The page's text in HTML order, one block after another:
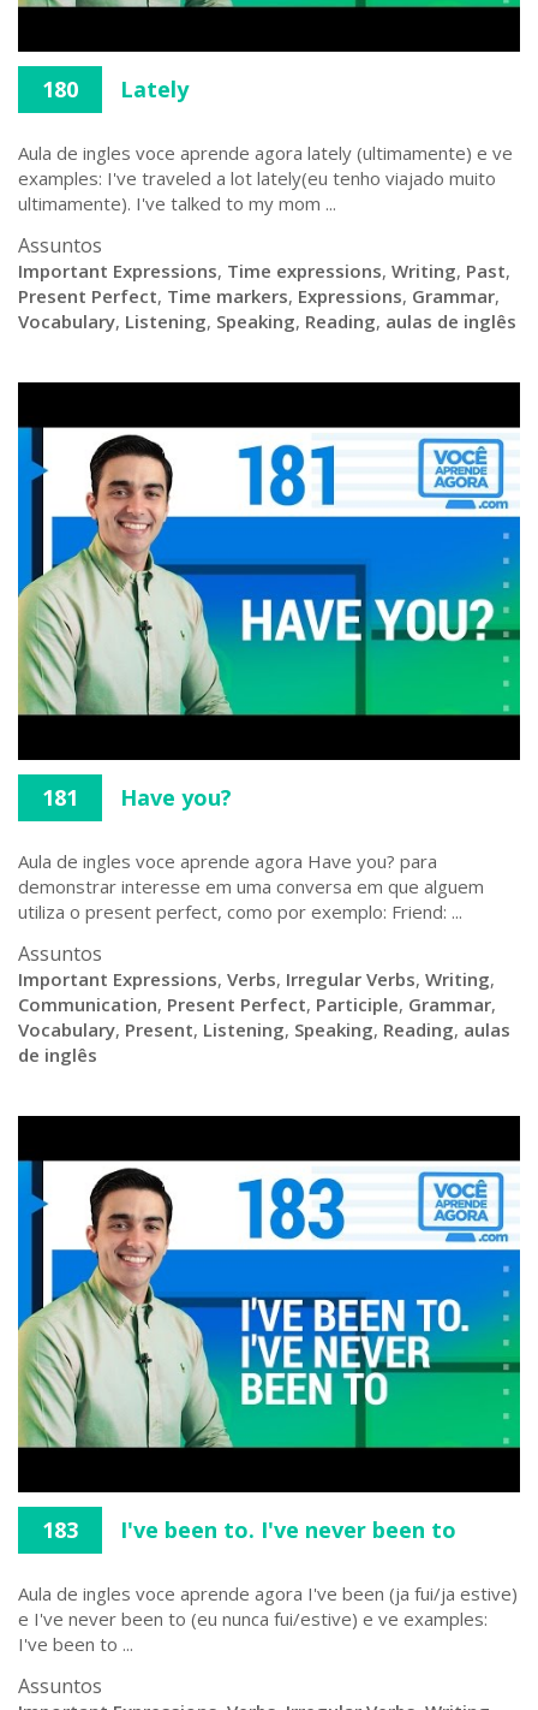
180 Lately
Aula de ingles voce aprende agora lately (ultimamente) e ve
examples: I've traveled a lot lately(eu tenho viajado muito
ultimamente). I've talked to my mom ...
Assuntos
Important Expressions, Time expressions, Writing, Past,
Present Perfect, Time markers, Expressions, Grammar,
Vocabulary, Listening, Speaking, Reading, aulas de inglês
181 Have you?
Aula de ingles voce aprende agora Have you? para
demonstrar interesse em uma conversa em que alguem
utiliza o present perfect, como por exemplo: Friend: ...
Assuntos
Important Expressions, Verbs, Irregular Verbs, Writing,
Communication, Present Perfect, Participle, Grammar,
Vocabulary, Present, Listening, Speaking, Reading, aulas
de inglês
183 I've been to. I've never been to
Aula de ingles voce aprende agora I've been (ja fui/ja estive)
e I've never been to (eu nunca fui/estive) e ve examples:
I've been to ...
Assuntos